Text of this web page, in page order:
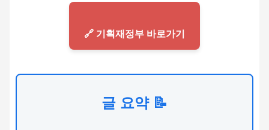
🔗 기획재정부 바로가기
글 요약 📝